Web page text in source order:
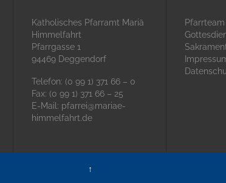
Katholisches Pfarramt Mariä
Himmelfahrt
Pfarrgasse 1
94469 Deggendorf
Telefon: (0 99 1) 371 66 – 0
Fax: (0 99 1) 371 66 – 25
E-Mail: pfarrei@mariae-
himmelfahrt.de
Pfarrteam
↑